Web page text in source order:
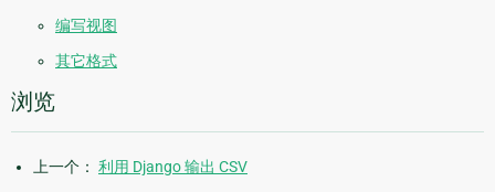
编写视图
其它格式
浏览
上一个： 利用 Django 输出 CSV